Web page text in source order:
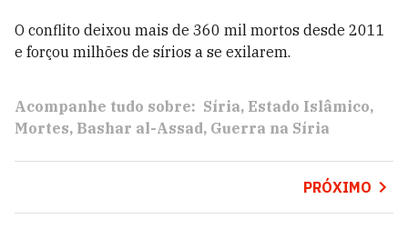
O conflito deixou mais de 360 mil mortos desde 2011
e forçou milhões de sírios a se exilarem.
Acompanhe tudo sobre: Síria Estado Islâmico
Mortes Bashar al-Assad Guerra na Síria
PRÓXIMO